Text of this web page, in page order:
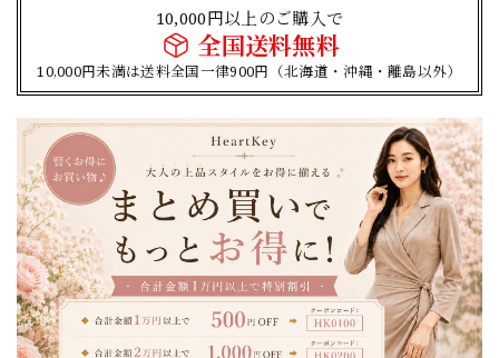
10,000円以上のご購入で
全国送料無料
10,000円未満は送料全国一律900円（北海道・沖縄・離島以外）